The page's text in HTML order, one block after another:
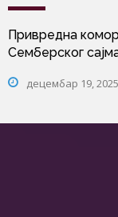
Привредна
Семберског
децембар 19, 2025